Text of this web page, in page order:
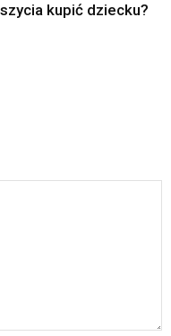
kupić dziecku?